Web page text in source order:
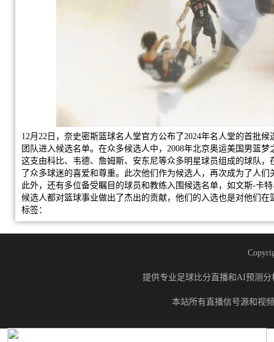
12月22日，奈史密斯篮球名人堂官方公布了2024年名人堂的首批
团队进入候选名单。在众多候选人中，2008年北京奥运美国男篮
这支由科比、韦德、詹姆斯、安东尼等众多明星球员组成的球队
了众多球迷的喜爱和尊重。此次他们作为候选人，再次成为了人们
此外，还有多位备受瞩目的球员和教练入围候选名单，如文斯-卡
候选人都对篮球事业做出了杰出的贡献，他们的入选也是对他们在
标签：
提供专业足球比分直播和AI预测
本站所有直播信号源和视